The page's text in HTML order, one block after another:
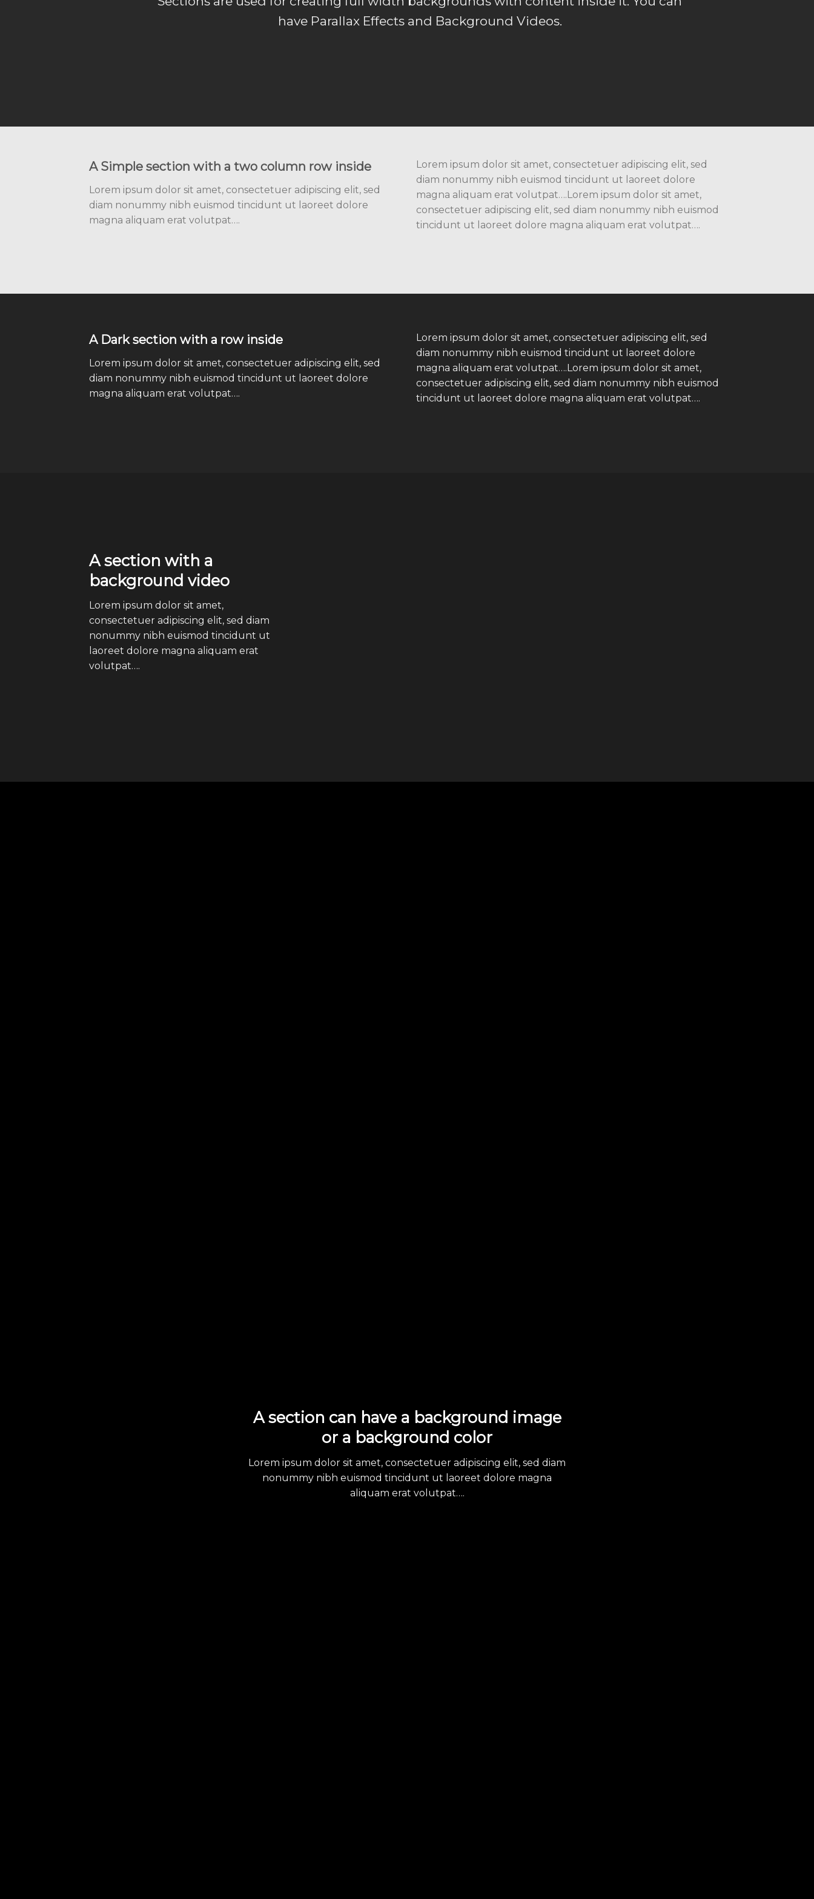
have Parallax Effects and Background Videos.
A Simple section with a two column row inside
Lorem ipsum dolor sit amet, consectetuer adipiscing elit, sed
diam nonummy nibh euismod tincidunt ut laoreet dolore
magna aliquam erat volutpat….
Lorem ipsum dolor sit amet, consectetuer adipiscing elit, sed
diam nonummy nibh euismod tincidunt ut laoreet dolore
magna aliquam erat volutpat….Lorem ipsum dolor sit amet,
consectetuer adipiscing elit, sed diam nonummy nibh euismod
tincidunt ut laoreet dolore magna aliquam erat volutpat….
A Dark section with a row inside
Lorem ipsum dolor sit amet, consectetuer adipiscing elit, sed
diam nonummy nibh euismod tincidunt ut laoreet dolore
magna aliquam erat volutpat….
Lorem ipsum dolor sit amet, consectetuer adipiscing elit, sed
diam nonummy nibh euismod tincidunt ut laoreet dolore
magna aliquam erat volutpat….Lorem ipsum dolor sit amet,
consectetuer adipiscing elit, sed diam nonummy nibh euismod
tincidunt ut laoreet dolore magna aliquam erat volutpat….
A section with a
background video
Lorem ipsum dolor sit amet,
consectetuer adipiscing elit, sed diam
nonummy nibh euismod tincidunt ut
laoreet dolore magna aliquam erat
volutpat….
A section can have a background image
or a background color
Lorem ipsum dolor sit amet, consectetuer adipiscing elit, sed diam
nonummy nibh euismod tincidunt ut laoreet dolore magna
aliquam erat volutpat….